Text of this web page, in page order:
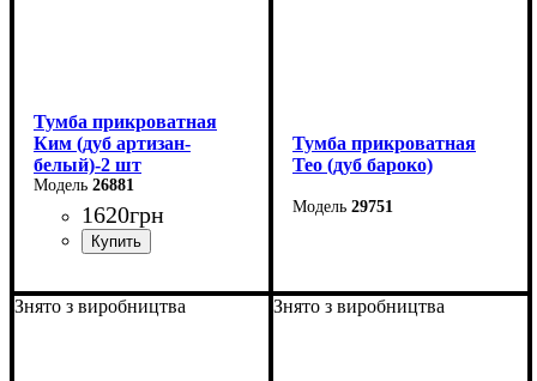
Тумба прикроватная
Ким (дуб артизан-
белый)-2 шт
26881
1620грн
Ширина: 42,5 см
Тумба прикроватная
Тео (дуб бароко)
29751
Высота: 38 см
Глубина: 40 см
Знято з виробництва Знято з виробництва